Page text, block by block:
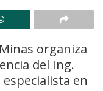
organiza
del Ing.
en